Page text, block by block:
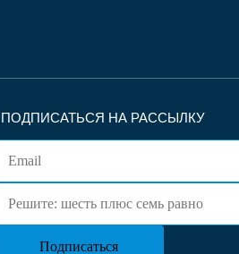
ПОДПИСАТЬСЯ НА РАССЫЛКУ